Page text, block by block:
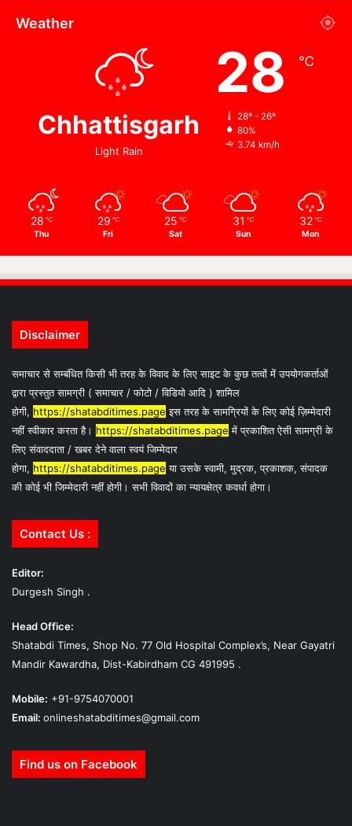
Weather
Chhattisgarh
Light Rain
28 ℃
28º - 26º
80%
3.74 km/h
28 ℃
Thu
29 ℃
Fri
25 ℃
Sat
31 ℃
Sun
32 ℃
Mon
Disclaimer
समाचार से सम्बंधित किसी भी तरह के विवाद के लिए साइट के कुछ तत्वों में उपयोगकर्ताओं
द्वारा प्रस्तुत सामग्री ( समाचार / फोटो / विडियो आदि ) शामिल
होगी, https://shatabditimes.page इस तरह के सामग्रियों के लिए कोई ज़िम्मेदारी
नहीं स्वीकार करता है। https://shatabditimes.page में प्रकाशित ऐसी सामग्री के
लिए संवाददाता / खबर देने वाला स्वयं जिम्मेदार
होगा, https://shatabditimes.page या उसके स्वामी, मुद्रक, प्रकाशक, संपादक
की कोई भी जिम्मेदारी नहीं होगी। सभी विवादों का न्यायक्षेत्र कवर्धा होगा।
Contact Us :
Editor:
Durgesh Singh .
Head Office:
Shatabdi Times, Shop No. 77 Old Hospital Complex’s, Near Gayatri
Mandir Kawardha, Dist-Kabirdham CG 491995 .
Mobile: +91-9754070001
Email: onlineshatabditimes@gmail.com
Find us on Facebook